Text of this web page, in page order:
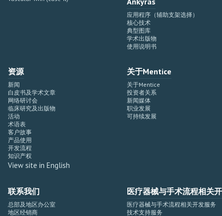
应用程序（辅助支架选择）
核心技术
典型图库
学术出版物
使用说明书
资源
新闻
白皮书及学术文章
网络研讨会
临床研究及出版物
活动
术语表
客户故事
产品使用
开发流程
知识产权
View site in English
关于Mentice
关于Mentice
投资者关系
新闻媒体
职业发展
可持续发展
联系我们
总部及地区办公室
地区经销商
医疗器械与手术流程相关
医疗器械与手术流程相关开发服务
技术支持服务